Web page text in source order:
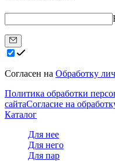
Согласен на Обработку
Политика обработки
сайтаСогласие на
Каталог
Для нее
Для него
Для пар